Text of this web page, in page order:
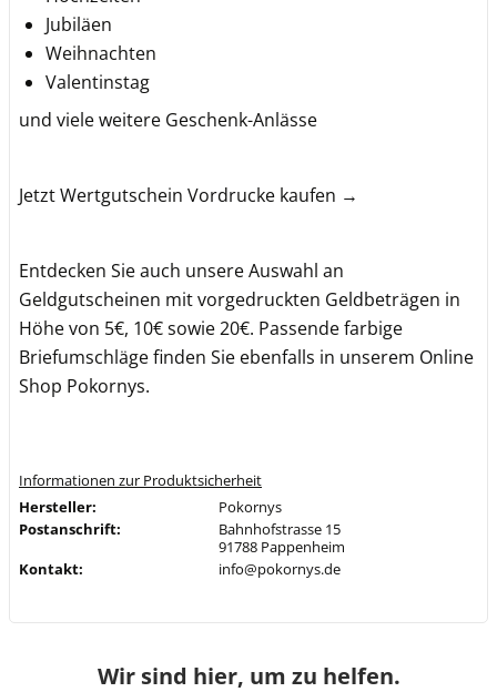
Jubiläen
Weihnachten
Valentinstag
und viele weitere Geschenk-Anlässe
Jetzt Wertgutschein Vordrucke kaufen →
Entdecken Sie auch unsere Auswahl an
Geldgutscheinen mit vorgedruckten Geldbeträgen in
Höhe von 5€, 10€ sowie 20€. Passende farbige
Briefumschläge finden Sie ebenfalls in unserem Online
Shop Pokornys.
Informationen zur Produktsicherheit
Hersteller:
Pokornys
Postanschrift:
Bahnhofstrasse 15
91788 Pappenheim
Kontakt:
info@pokornys.de
Wir sind hier, um zu helfen.